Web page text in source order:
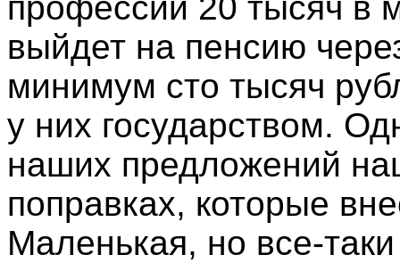
выйдет на пенсию
минимум сто тысяч
у них государством.
наших предложений
поправках, которые
Маленькая, но все-